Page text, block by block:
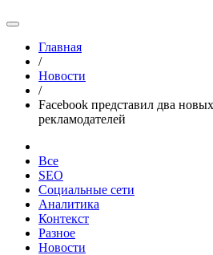
Главная
/
Новости
/
Facebook представил два
рекламодателей
Все
SEO
Социальные сети
Аналитика
Контекст
Разное
Новости